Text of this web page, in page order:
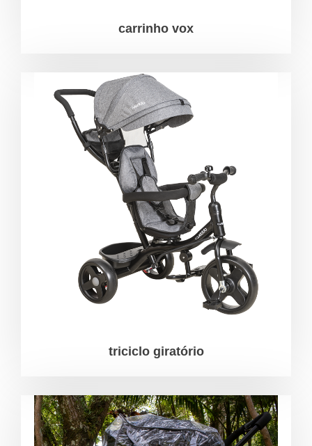
carrinho vox
triciclo giratório